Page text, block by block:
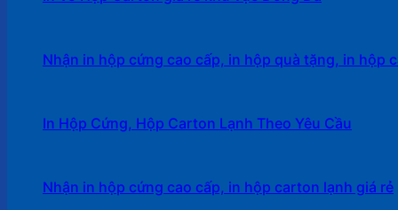
Nhận in hộp cứng cao cấp, in hộp quà tặng, in hộp
In Hộp Cứng, Hộp Carton Lạnh Theo Yêu Cầu
Nhận in hộp cứng cao cấp, in hộp carton lạnh giá rẻ